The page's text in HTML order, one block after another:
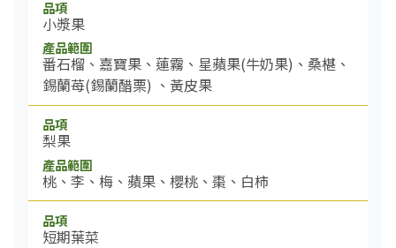
小漿果
番石榴、嘉寶果、蓮霧、星蘋果(牛奶果)、桑椹、
錫蘭苺(錫蘭醋栗) 、黃皮果
梨果
桃、李、梅、蘋果、櫻桃、棗、白柿
短期葉菜